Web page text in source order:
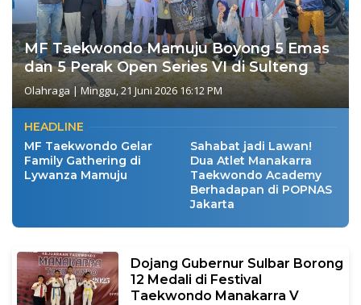
MF Taekwondo Mamuju Boyong 5 Emas
dan 5 Perak Open Series VI di Sulteng
Olahraga|Minggu, 21 Juni 2026 16:12 PM
HEADLINE
MF Taekwondo Gelar
Family Gathering di
Lywanza Mamuju
Sahabat jadi Lawan!
Dua Atlet Manakarra
Taekwondo Academy
Berhadapan di POPNAS
Jakarta
Dojang Gubernur Sulbar Borong
12 Medali di Festival
Taekwondo Manakarra V